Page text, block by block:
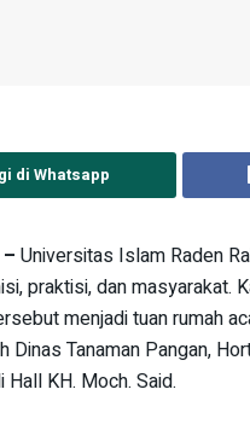
di Whatsapp
Universitas Islam Raden
praktisi, dan masyarakat.
menjadi tuan rumah
Dinas Tanaman Pangan,
KH. Moch. Said.